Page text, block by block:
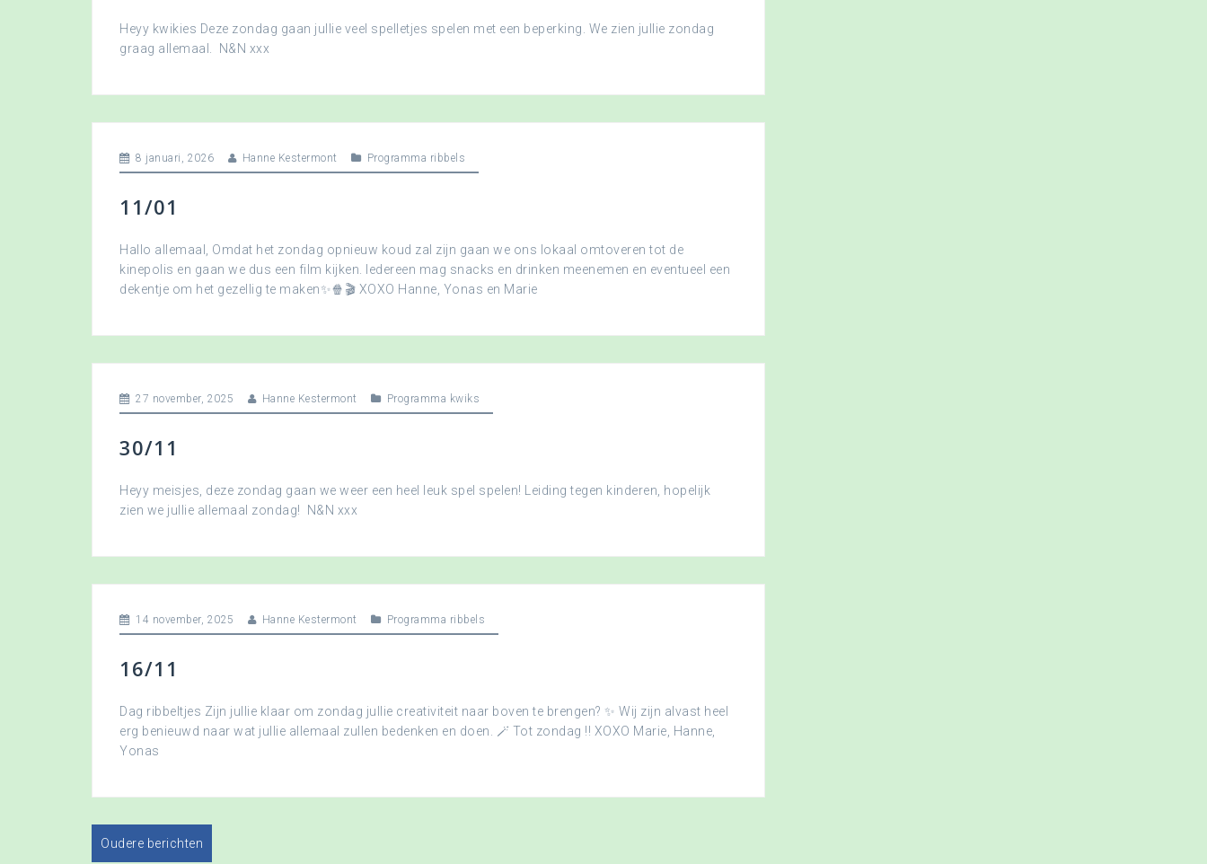
Heyy kwikies Deze zondag gaan jullie veel spelletjes spelen met een beperking. We zien jullie zondag
graag allemaal. N&N xxx
8 januari, 2026 Hanne Kestermont Programma ribbels
11/01
Hallo allemaal, Omdat het zondag opnieuw koud zal zijn gaan we ons lokaal omtoveren tot de
kinepolis en gaan we dus een film kijken. Iedereen mag snacks en drinken meenemen en eventueel een
dekentje om het gezellig te maken✨🍿🎬 XOXO Hanne, Yonas en Marie
27 november, 2025 Hanne Kestermont Programma kwiks
30/11
Heyy meisjes, deze zondag gaan we weer een heel leuk spel spelen! Leiding tegen kinderen, hopelijk
zien we jullie allemaal zondag! N&N xxx
14 november, 2025 Hanne Kestermont Programma ribbels
16/11
Dag ribbeltjes Zijn jullie klaar om zondag jullie creativiteit naar boven te brengen? ✨ Wij zijn alvast heel
erg benieuwd naar wat jullie allemaal zullen bedenken en doen. 🪄 Tot zondag !! XOXO Marie, Hanne,
Yonas
Oudere berichten